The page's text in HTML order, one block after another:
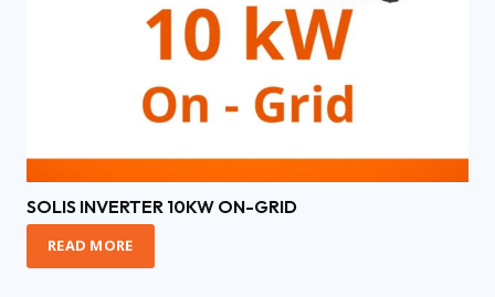
SOLIS INVERTER 10KW ON-GRID
READ MORE